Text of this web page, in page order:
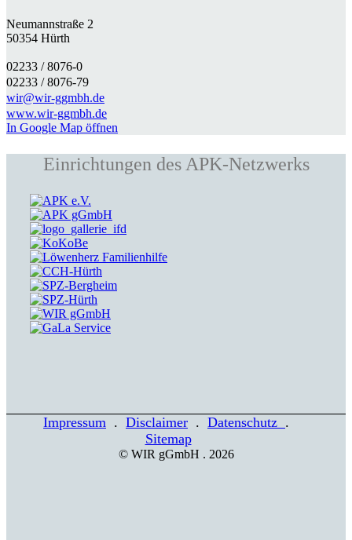
Neumannstraße 2
50354 Hürth
02233 / 8076-0​
02233 / 8076-79
wir@wir-ggmbh.de
www.wir-ggmbh.de
In Google Map öffnen
Einrichtungen des APK-Netzwerks
Impressum . Disclaimer . Datenschutz .
Sitemap
© WIR gGmbH . 2026